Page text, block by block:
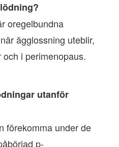
oregelbundna
ägglossning uteblir,
i perimenopaus.
utanför
förekomma under de
p-